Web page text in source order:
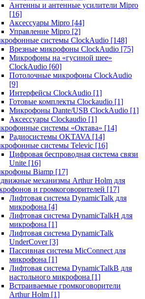
Антенны и антенные усилители Mipro
[16]
Аксессуары Mipro [44]
Управление Mipro [2]
системы ClockAudio [148]
Врезные микрофоны ClockAudio [75]
Микрофоны на «гусиной шее»
ClockAudio [60]
Потолочные микрофоны ClockAudio
[9]
Интерфейсы ClockAudio [1]
Готовые комплекты Clockaudio [1]
Микрофоны Dante/USB ClockAudio [1]
Аксессуары Clockaudio [1]
системы «Октава» [14]
Радиосистемы OKTAVA [14]
системы Televic [16]
Цифровая беспроводная система связи
Unite [16]
Biamp [17]
механизмы Arthur Holm для
и громкоговорителей [17]
Лифтовая система DynamicTalk для
микрофона [4]
Лифтовая система DynamicTalkH для
микрофона [1]
Лифтовая система DynamicTalk
UnderCover [3]
Пассивная система MicConnect для
микрофона [1]
Лифтовая система DynamicTalkB для
настольного микрофона [1]
Встраиваемые громкоговорители
Arthur Holm [1]